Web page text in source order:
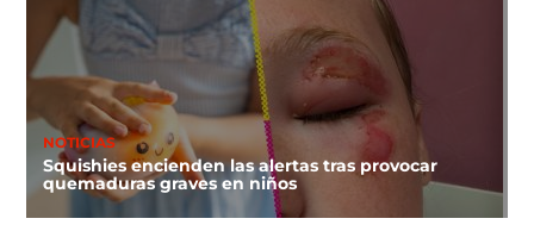
NOTICIAS
Squishies encienden las alertas tras provocar
quemaduras graves en niños